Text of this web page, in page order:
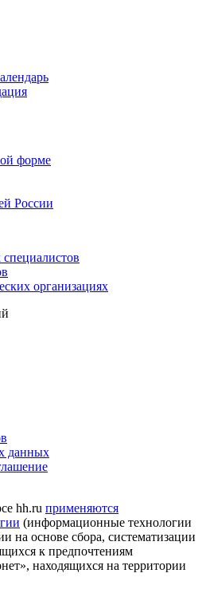
форме
России
организациях
данных
hh.ru применяются
(информационные технологии
на основе сбора, систематизации
к предпочтениям
находящихся на территории